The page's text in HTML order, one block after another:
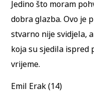
Jedino što moram
dobra glazba. Ovo je
stvarno nije svidjela,
koja su sjedila ispred
vrijeme.
Emil Erak (14)